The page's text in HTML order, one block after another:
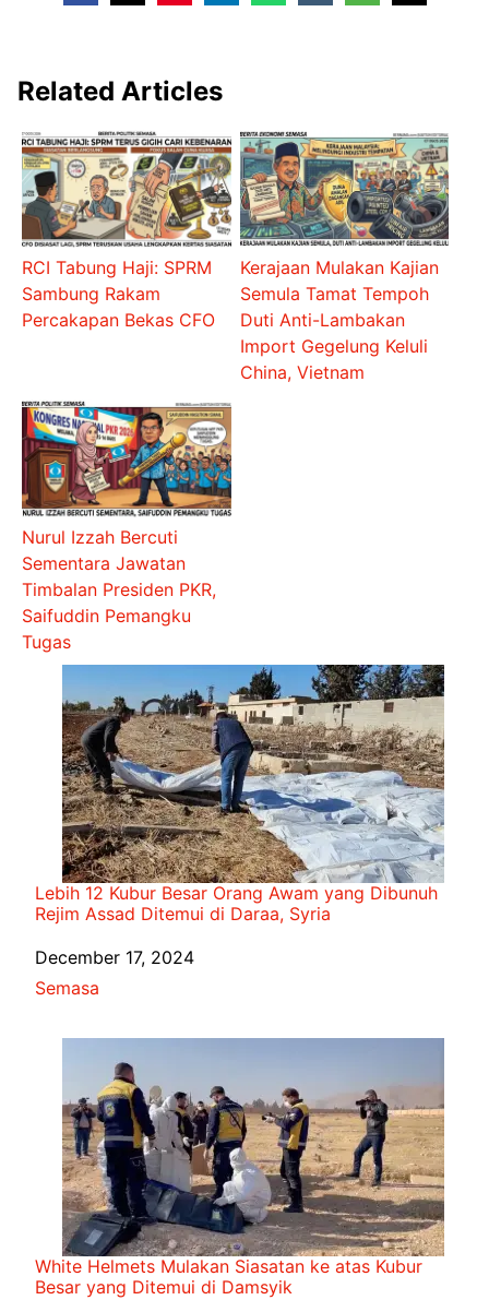
Related Articles
RCI Tabung Haji: SPRM
Sambung Rakam
Percakapan Bekas CFO
Kerajaan Mulakan Kajian
Semula Tamat Tempoh
Duti Anti-Lambakan
Import Gegelung Keluli
China, Vietnam
Nurul Izzah Bercuti
Sementara Jawatan
Timbalan Presiden PKR,
Saifuddin Pemangku
Tugas
Lebih 12 Kubur Besar Orang Awam yang Dibunuh
Rejim Assad Ditemui di Daraa, Syria
Date
December 17, 2024
In relation to
Semasa
White Helmets Mulakan Siasatan ke atas Kubur
Besar yang Ditemui di Damsyik